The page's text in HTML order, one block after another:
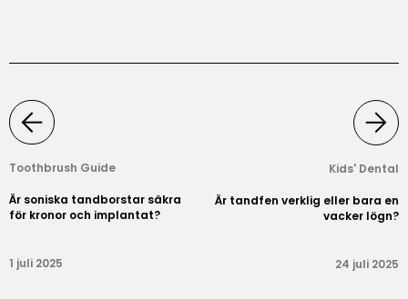
Toothbrush Guide
Är soniska tandborstar säkra
för kronor och implantat?
1 juli 2025
Kids' Dental
Är tandfen verklig eller bara en
vacker lögn?
24 juli 2025